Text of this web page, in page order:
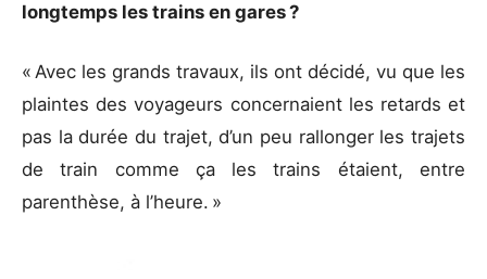
longtemps les trains en gares ?
« Avec les grands travaux, ils ont décidé, vu que les
plaintes des voyageurs concernaient les retards et
pas la durée du trajet, d’un peu rallonger les trajets
de train comme ça les trains étaient, entre
parenthèse, à l’heure. »